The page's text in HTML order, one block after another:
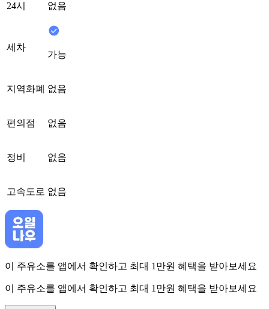
24시 없음
세차
가능
지역화폐 없음
편의점 없음
정비 없음
고속도로 없음
이 주유소를 앱에서 확인하고 최대 1만원 혜택을 받아보세요
이 주유소를 앱에서 확인하고 최대 1만원 혜택을 받아보세요